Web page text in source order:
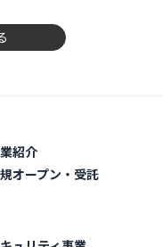
紹介
オープン・受託